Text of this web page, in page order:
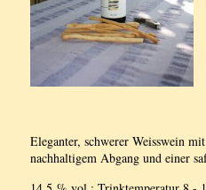
Eleganter, schwerer Weisswein
nachhaltigem Abgang und einer